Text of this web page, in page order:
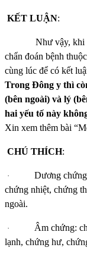
KẾT LUẬN:
Như vậy, khi
chẩn đoán bệnh
cùng lúc để có kết
Trong Đông y thì
(bên ngoài) và lý
hai yếu tố này
Xin xem thêm bài
CHÚ THÍCH:
·
Dương
chứng nhiệt, chứng
ngoài.
·
Âm chứng:
lạnh, chứng hư,